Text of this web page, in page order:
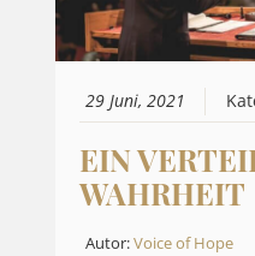
29 Juni, 2021
EIN
WAHRHEIT
Autor:Voice of Hope